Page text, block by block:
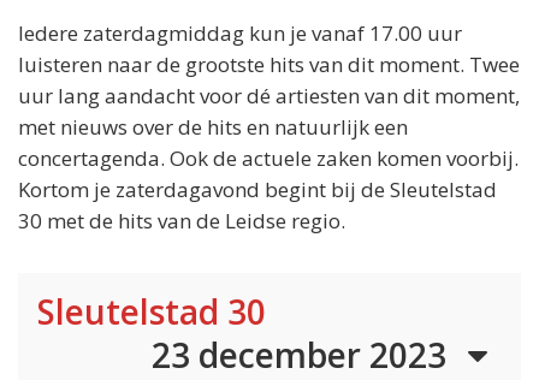
Iedere zaterdagmiddag kun je vanaf 17.00 uur
luisteren naar de grootste hits van dit moment. Twee
uur lang aandacht voor dé artiesten van dit moment,
met nieuws over de hits en natuurlijk een
concertagenda. Ook de actuele zaken komen voorbij.
Kortom je zaterdagavond begint bij de Sleutelstad
30 met de hits van de Leidse regio.
Sleutelstad 30
23 december 2023